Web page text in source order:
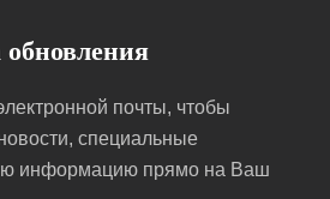
почты, чтобы
специальные
информацию прямо на Ваш